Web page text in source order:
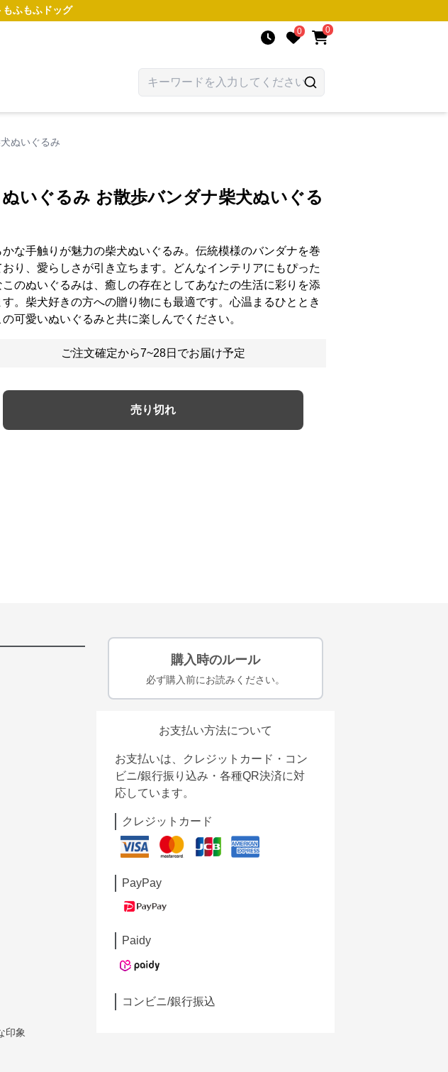
もふもふドッグ
0 0
ぬいぐるみ
いぐるみ お散歩バンダナ柴犬ぬいぐる
かな手触りが魅力の柴犬ぬいぐるみ。伝統模様のバンダナを巻
おり、愛らしさが引き立ちます。どんなインテリアにもぴった
このぬいぐるみは、癒しの存在としてあなたの生活に彩りを添
す。柴犬好きの方への贈り物にも最適です。心温まるひととき
の可愛いぬいぐるみと共に楽しんでください。
ご注文確定から7~28日でお届け予定
売り切れ
印象
購入時のルール
必ず購入前にお読みください。
お支払い方法について
お支払いは、クレジットカード・コン
ビニ/銀行振り込み・各種QR決済に対
応しています。
クレジットカード
PayPay
Paidy
コンビニ/銀行振込